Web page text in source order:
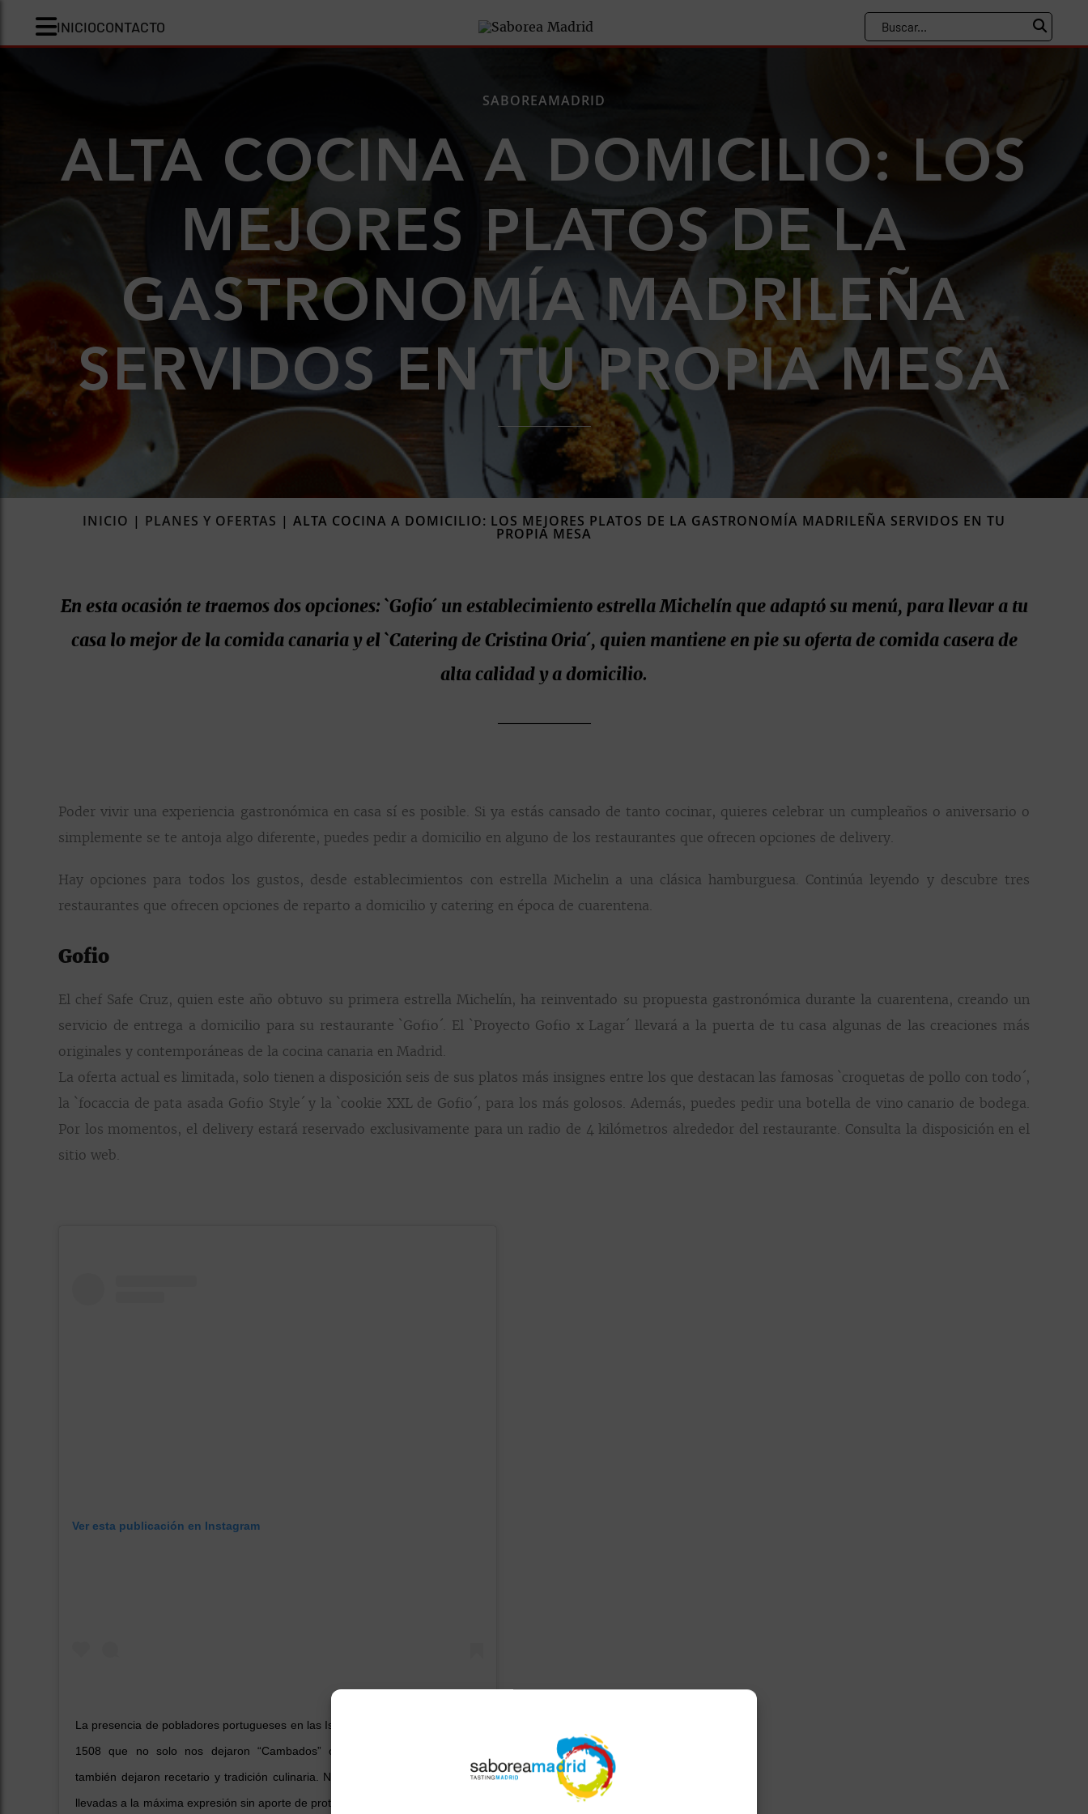
INICIOCONTACTO
SABOREAMADRID
ALTA COCINA A DOMICILIO: LOS
MEJORES PLATOS DE LA
GASTRONOMÍA MADRILEÑA
SERVIDOS EN TU PROPIA MESA
INICIO | PLANES Y OFERTAS | ALTA COCINA A DOMICILIO: LOS MEJORES PLATOS DE LA GASTRONOMÍA MADRILEÑA SERVIDOS EN TU
PROPIA MESA
En esta ocasión te traemos dos opciones: `Gofio´ un establecimiento estrella Michelín que adaptó su menú, para llevar a tu
casa lo mejor de la comida canaria y el `Catering de Cristina Oria´, quien mantiene en pie su oferta de comida casera de
alta calidad y a domicilio.
Poder vivir una experiencia gastronómica en casa sí es posible. Si ya estás cansado de tanto cocinar, quieres celebrar un cumpleaños o aniversario o
simplemente se te antoja algo diferente, puedes pedir a domicilio en alguno de los restaurantes que ofrecen opciones de delivery.
Hay opciones para todos los gustos, desde establecimientos con estrella Michelin a una clásica hamburguesa. Continúa leyendo y descubre tres
restaurantes que ofrecen opciones de reparto a domicilio y catering en época de cuarentena.
Gofio
El chef Safe Cruz, quien este año obtuvo su primera estrella Michelín, ha reinventado su propuesta gastronómica durante la cuarentena, creando un
servicio de entrega a domicilio para su restaurante `Gofio´. El `Proyecto Gofio x Lagar´ llevará a la puerta de tu casa algunas de las creaciones más
originales y contemporáneas de la cocina canaria en Madrid.
La oferta actual es limitada, solo tienen a disposición seis de sus platos más insignes entre los que destacan las famosas `croquetas de pollo con todo´,
la `focaccia de pata asada Gofio Style´ y la `cookie XXL de Gofio´, para los más golosos. Además, puedes pedir una botella de vino canario de bodega.
Por los momentos, el delivery estará reservado exclusivamente para un radio de 4 kilómetros alrededor del restaurante. Consulta la disposición en el
sitio web.
Ver esta publicación en Instagram
La presencia de pobladores portugueses en las Islas fue tan intensa en el año
1508 que no solo nos dejaron “Cambados” o “Enchumbados” sino que
también dejaron recetario y tradición culinaria. Nuestras Arvejas Compuestas
llevadas a la máxima expresión sin aporte de proteína animal, únicamente con